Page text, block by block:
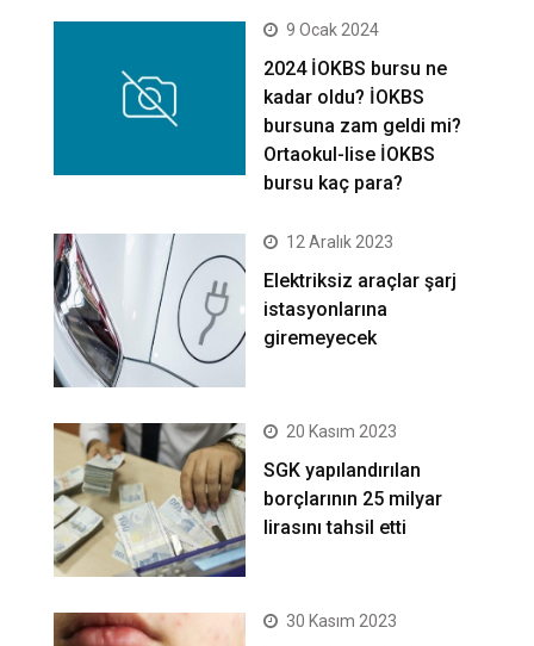
9 Ocak 2024
2024 İOKBS bursu ne
kadar oldu? İOKBS
bursuna zam geldi mi?
Ortaokul-lise İOKBS
bursu kaç para?
12 Aralık 2023
Elektriksiz araçlar şarj
istasyonlarına
giremeyecek
20 Kasım 2023
SGK yapılandırılan
borçlarının 25 milyar
lirasını tahsil etti
30 Kasım 2023